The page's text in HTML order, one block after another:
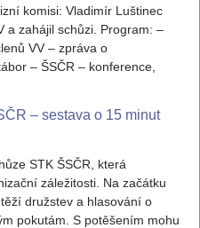
komisi: Vladimír Luštinec
a zahájil schůzi. Program: –
VV – zpráva o
– ŠSČR – konference,
– sestava o 15 minut
STK ŠSČR, která
záležitosti. Na začátku
družstev a hlasování o
pokutám. S potěšením mohu